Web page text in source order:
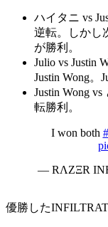
ハイタニ vs
逆転。しかし
が勝利。
Julio vs Justin
Justin Wong。
Justin Wong
転勝利。
I won both
— RΛZΞR
優勝した